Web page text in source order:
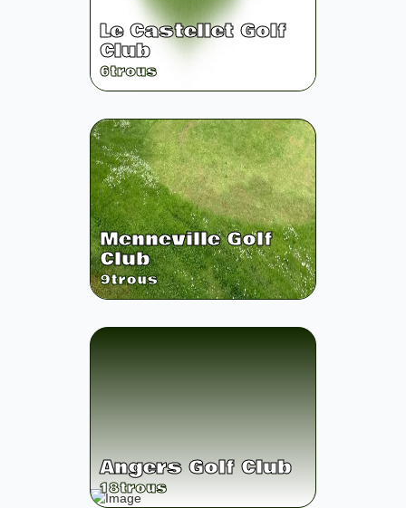
Le Castellet Golf
Club
6trous
Menneville Golf
Club
9trous
Angers Golf Club
18trous